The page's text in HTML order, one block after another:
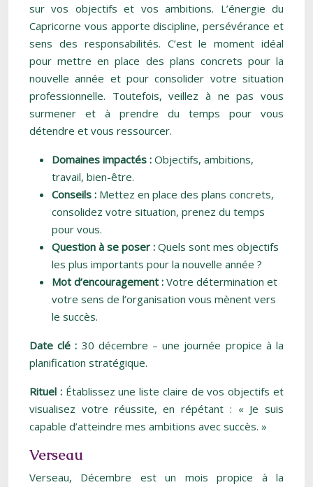
sur vos objectifs et vos ambitions. L’énergie du
Capricorne vous apporte discipline, persévérance et
sens des responsabilités. C’est le moment idéal
pour mettre en place des plans concrets pour la
nouvelle année et pour consolider votre situation
professionnelle. Toutefois, veillez à ne pas vous
surmener et à prendre du temps pour vous
détendre et vous ressourcer.
Domaines impactés : Objectifs, ambitions,
travail, bien-être.
Conseils : Mettez en place des plans concrets,
consolidez votre situation, prenez du temps
pour vous.
Question à se poser : Quels sont mes objectifs
les plus importants pour la nouvelle année ?
Mot d’encouragement : Votre détermination et
votre sens de l’organisation vous mènent vers
le succès.
Date clé : 30 décembre – une journée propice à la
planification stratégique.
Rituel : Établissez une liste claire de vos objectifs et
visualisez votre réussite, en répétant : « Je suis
capable d’atteindre mes ambitions avec succès. »
Verseau
Verseau, Décembre est un mois propice à la